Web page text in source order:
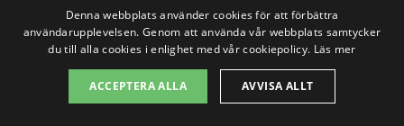
Att hitta rätt hjälp för tapetsering i
Påskallavik kan vara en utmaning, men
det finns många alternativ i närheten.
Denna webbplats använder cookies för att förbättra
användarupplevelsen. Genom att använda vår webbplats samtycker
du till alla cookies i enlighet med vår cookiepolicy. Läs mer
ACCEPTERA ALLA AVVISA ALLT